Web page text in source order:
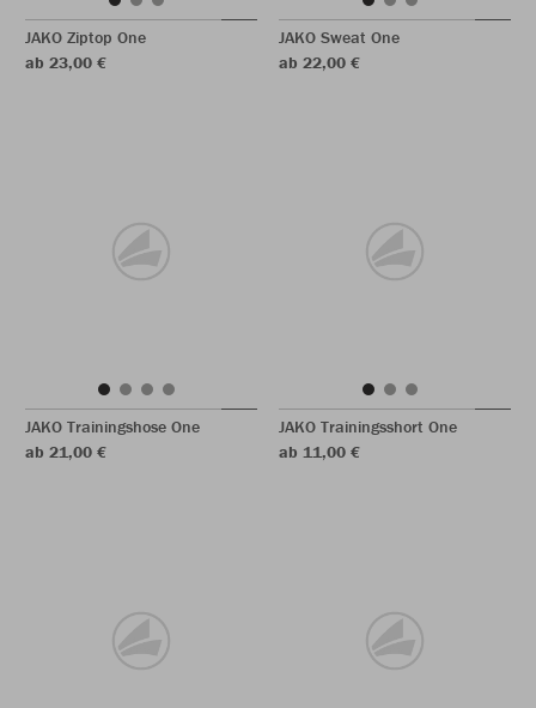
JAKO Ziptop One
ab 23,00 €
JAKO Sweat One
ab 22,00 €
JAKO Trainingshose One
ab 21,00 €
JAKO Trainingsshort One
ab 11,00 €